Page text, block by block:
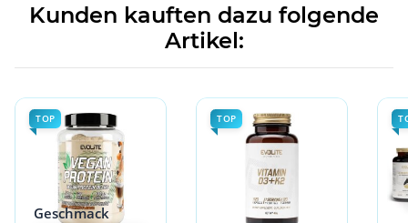
Kunden kauften dazu folgende
Artikel:
TOP
Geschmack
TOP